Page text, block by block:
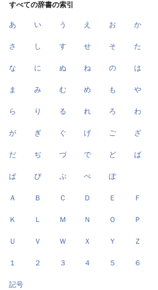
すべての辞書の索引
あ い う え お か
さ し す せ そ た
な に ぬ ね の は
ま み む め も や
ら り る れ ろ わ
が ぎ ぐ げ ご ざ
だ ぢ づ で ど ば
ぱ ぴ ぷ ぺ ぽ
Ａ Ｂ Ｃ Ｄ Ｅ Ｆ
Ｋ Ｌ Ｍ Ｎ Ｏ Ｐ
Ｕ Ｖ Ｗ Ｘ Ｙ Ｚ
１ ２ ３ ４ ５ ６
記号